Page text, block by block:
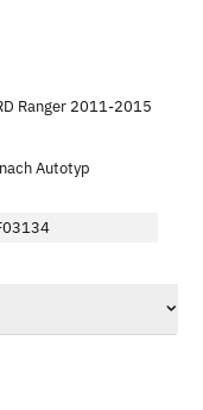
Ranger 2011-2015
Autotyp